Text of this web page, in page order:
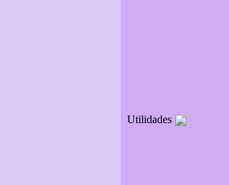
Utilidades